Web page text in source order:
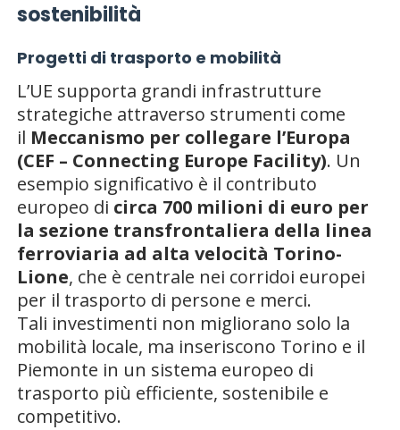
sostenibilità
Progetti di trasporto e mobilità
L’UE supporta grandi infrastrutture
strategiche attraverso strumenti come
il Meccanismo per collegare l’Europa
(CEF – Connecting Europe Facility). Un
esempio significativo è il contributo
europeo di circa 700 milioni di euro per
la sezione transfrontaliera della linea
ferroviaria ad alta velocità Torino-
Lione, che è centrale nei corridoi europei
per il trasporto di persone e merci.
Tali investimenti non migliorano solo la
mobilità locale, ma inseriscono Torino e il
Piemonte in un sistema europeo di
trasporto più efficiente, sostenibile e
competitivo.